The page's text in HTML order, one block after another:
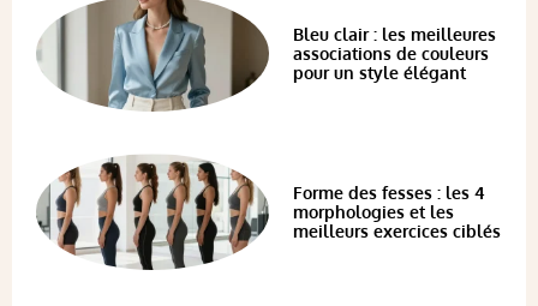
Bleu clair : les meilleures
associations de couleurs
pour un style élégant
Forme des fesses : les 4
morphologies et les
meilleurs exercices ciblés